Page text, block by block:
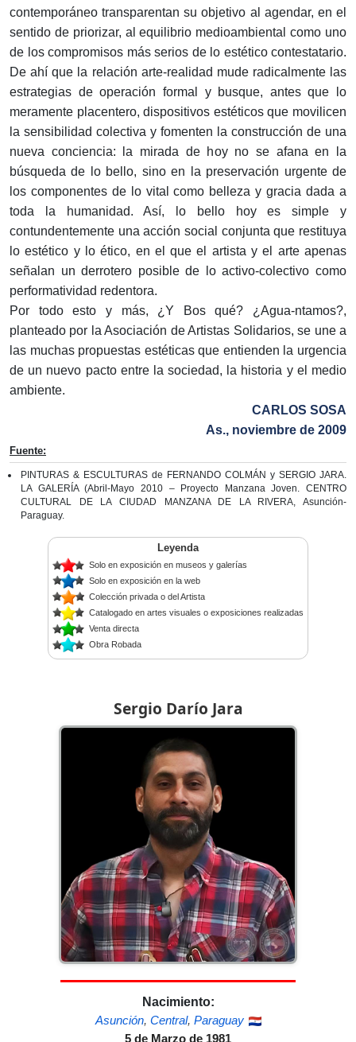
Sergio Darío Jara
Nacimiento:
Asunción, Central, Paraguay
5 de Marzo de 1981
contemporáneo transparentan su objetivo al agendar, en el
sentido de priorizar, al equilibrio medioambiental como uno
de los compromisos más serios de lo estético contestatario.
De ahí que la relación arte-realidad mude radicalmente las
estrategias de operación formal y busque, antes que lo
meramente placentero, dispositivos estéticos que movilicen
la sensibilidad colectiva y fomenten la construcción de una
nueva conciencia: la mirada de hoy no se afana en la
búsqueda de lo bello, sino en la preservación urgente de
los componentes de lo vital como belleza y gracia dada a
toda la humanidad. Así, lo bello hoy es simple y
contundentemente una acción social conjunta que restituya
lo estético y lo ético, en el que el artista y el arte apenas
señalan un derrotero posible de lo activo-colectivo como
performatividad redentora.
Por todo esto y más, ¿Y Bos qué? ¿Agua-ntamos?,
planteado por la Asociación de Artistas Solidarios, se une a
las muchas propuestas estéticas que entienden la urgencia
de un nuevo pacto entre la sociedad, la historia y el medio
ambiente.
CARLOS SOSA
As., noviembre de 2009
Fuente:
PINTURAS & ESCULTURAS de FERNANDO COLMÁN y SERGIO JARA.
LA GALERÍA (Abril-Mayo 2010 – Proyecto Manzana Joven. CENTRO
CULTURAL DE LA CIUDAD MANZANA DE LA RIVERA, Asunción-
Paraguay.
Leyenda
Solo en exposición en museos y galerías
Solo en exposición en la web
Colección privada o del Artista
Catalogado en artes visuales o exposiciones realizadas
Venta directa
Obra Robada